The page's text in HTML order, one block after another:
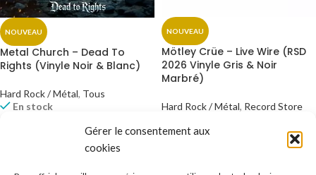
Gérer le consentement aux
cookies
NOUVEAU
Metal Church – Dead To
Rights (Vinyle Noir & Blanc)
Hard Rock / Métal, Tous
En stock
AJOUTER AU PANIER
NOUVEAU
Mötley Crüe – Live Wire (RSD
2026 Vinyle Gris & Noir
Marbré)
Hard Rock / Métal, Record Store
En stock